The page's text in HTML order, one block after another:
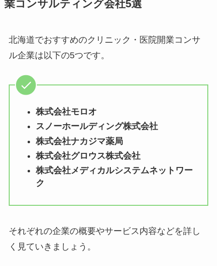
業コンサルティング会社5選
北海道でおすすめのクリニック・医院開業コンサ
ル企業は以下の5つです。
株式会社モロオ
スノーホールディング株式会社
株式会社ナカジマ薬局
株式会社グロウス株式会社
株式会社メディカルシステムネットワー
ク
それぞれの企業の概要やサービス内容などを詳し
く見ていきましょう。